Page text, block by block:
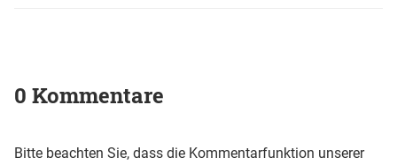
0 Kommentare
Bitte beachten Sie, dass die Kommentarfunktion unserer